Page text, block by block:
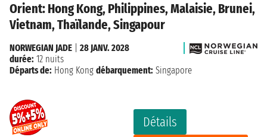
Orient: Hong Kong, Philippines, Malaisie, Brunei,
Vietnam, Thaïlande, Singapour
Détails
NORWEGIAN JADE
28 JANV. 2028
durée: 12 nuits
Départs de: Hong Kong débarquement: Singapore